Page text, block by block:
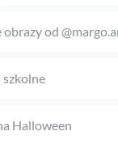
obrazy od
Halloween